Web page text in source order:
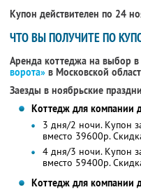
Купон действителен по 24
ЧТО ВЫ ПОЛУЧИТЕ ПО
Аренда коттеджа на выбор
ворота» в Московской
Заезды в ноябрьские
Коттедж для компании
3 дня/2 ночи. Купон
вместо 39600р.
4 дня/3 ночи. Купон
вместо 59400р.
Коттедж для компании